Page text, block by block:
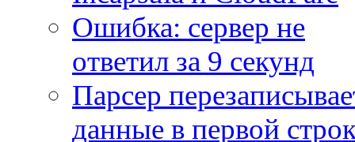
Ошибка: сервер не
ответил за 9 секунд
Парсер
данные в первой